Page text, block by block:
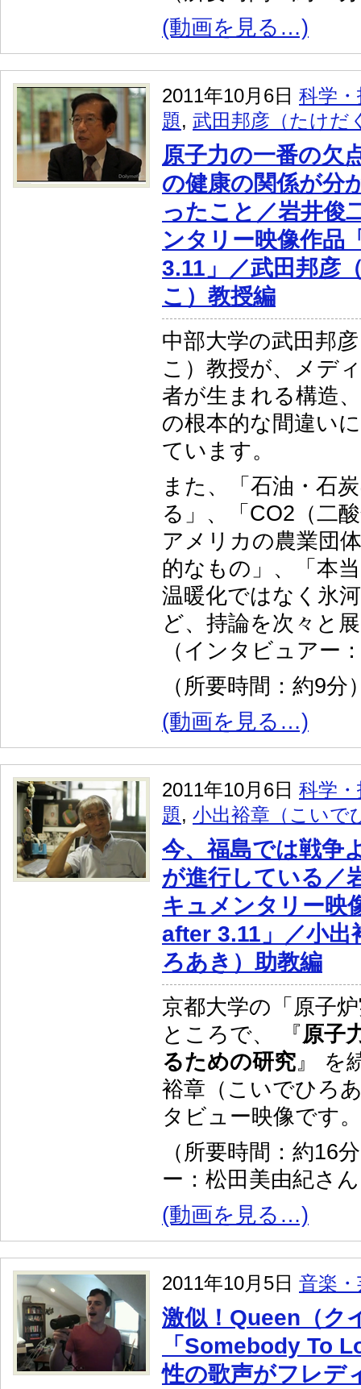
(動画を見る…)
2011年10月6日 科学
題, 武田邦彦（たけだ
原子力の一番の欠
の健康の関係が分
ったこと／岩井俊
ンタリー映像作品
3.11」／武田邦彦
こ）教授編
中部大学の武田邦
こ）教授が、メデ
者が生まれる構造
の根本的な間違い
ています。
また、「石油・石
る」、「CO2（二
アメリカの農業団
的なもの」、「本
温暖化ではなく氷
ど、持論を次々と
（インタビュアー
（所要時間：約9分
(動画を見る…)
2011年10月6日 科学
題, 小出裕章（こいで
今、福島では戦争
が進行している／
キュメンタリー映
after 3.11」／小出
ろあき）助教編
京都大学の「原子
ところで、 『原子
るための研究』 を
裕章（こいでひろ
タビュー映像です。
（所要時間：約16
ー：松田美由紀さ
(動画を見る…)
2011年10月5日 音楽
激似！Queen（ク
「Somebody To
性の歌声がフレデ